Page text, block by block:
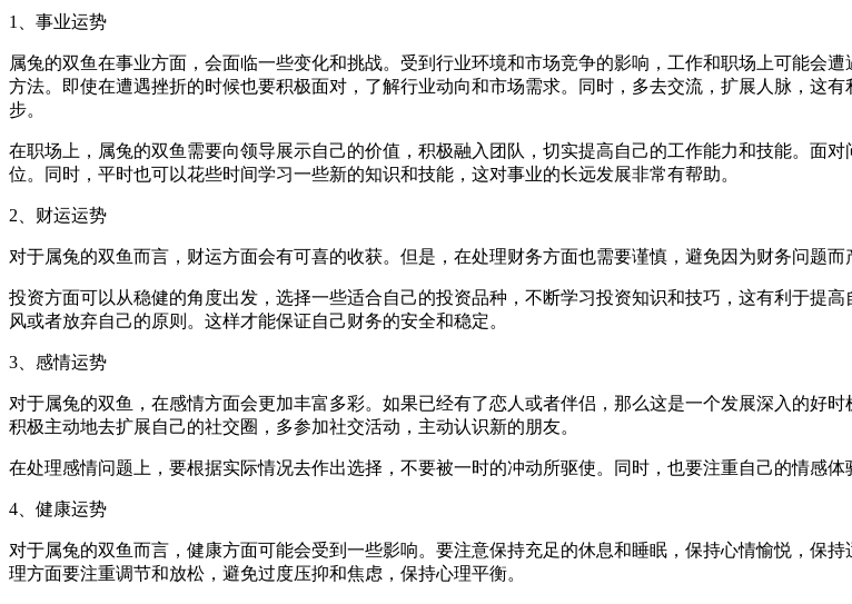
1、事业运势
属兔的双鱼在事业方面，会面临一些变化和挑战。受到行业环境和市场竞争的影响，工作和职场上可能会
方法。即使在遭遇挫折的时候也要积极面对，了解行业动向和市场需求。同时，多去交流，扩展人脉，这
步。
在职场上，属兔的双鱼需要向领导展示自己的价值，积极融入团队，切实提高自己的工作能力和技能。面
位。同时，平时也可以花些时间学习一些新的知识和技能，这对事业的长远发展非常有帮助。
2、财运运势
对于属兔的双鱼而言，财运方面会有可喜的收获。但是，在处理财务方面也需要谨慎，避免因为财务问题而
投资方面可以从稳健的角度出发，选择一些适合自己的投资品种，不断学习投资知识和技巧，这有利于提
风或者放弃自己的原则。这样才能保证自己财务的安全和稳定。
3、感情运势
对于属兔的双鱼，在感情方面会更加丰富多彩。如果已经有了恋人或者伴侣，那么这是一个发展深入的好
积极主动地去扩展自己的社交圈，多参加社交活动，主动认识新的朋友。
在处理感情问题上，要根据实际情况去作出选择，不要被一时的冲动所驱使。同时，也要注重自己的情感体
4、健康运势
对于属兔的双鱼而言，健康方面可能会受到一些影响。要注意保持充足的休息和睡眠，保持心情愉悦，保
理方面要注重调节和放松，避免过度压抑和焦虑，保持心理平衡。